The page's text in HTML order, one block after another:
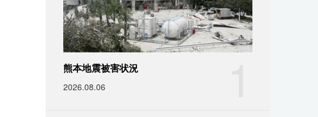
熊本地震被害状況
2026.08.06